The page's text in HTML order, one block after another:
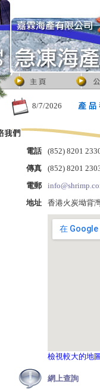
8/7/2026
電話
(852) 8201
傳真
(852) 8201
電郵
地址
香港火炭坳背
檢視較大的地
網上查詢